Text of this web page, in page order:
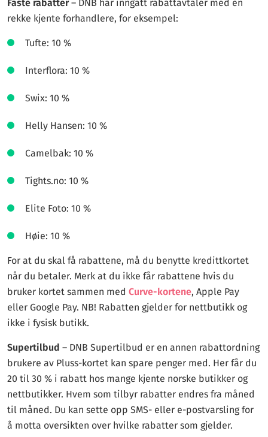
Faste rabatter– DNB har inngått rabattavtaler med en
rekke kjente forhandlere, for eksempel:
Tufte: 10 %
Interflora: 10 %
Swix: 10 %
Helly Hansen: 10 %
Camelbak: 10 %
Tights.no: 10 %
Elite Foto: 10 %
Høie: 10 %
For at du skal få rabattene, må du benytte kredittkortet
når du betaler. Merk at du ikke får rabattene hvis du
bruker kortet sammen med Curve-kortene, Apple Pay
eller Google Pay. NB! Rabatten gjelder for nettbutikk og
ikke i fysisk butikk.
Supertilbud – DNB Supertilbud er en annen rabattordning
brukere av Pluss-kortet kan spare penger med. Her får du
20 til 30 % i rabatt hos mange kjente norske butikker og
nettbutikker. Hvem som tilbyr rabatter endres fra måned
til måned. Du kan sette opp SMS- eller e-postvarsling for
å motta oversikten over hvilke rabatter som gjelder.